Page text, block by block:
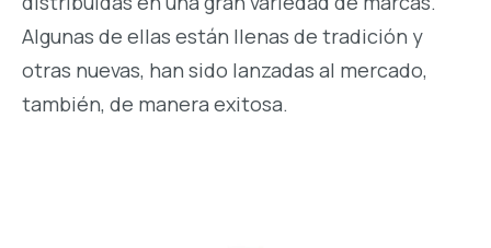
Algunas de ellas están llenas de tradición y
otras nuevas, han sido lanzadas al mercado,
también, de manera exitosa.